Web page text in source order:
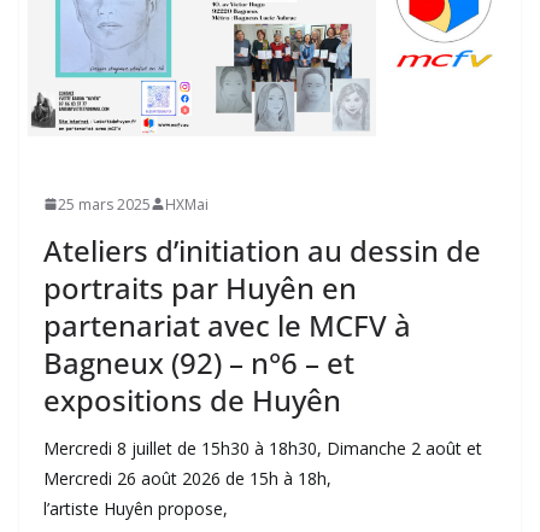
25 mars 2025 HXMai
Ateliers d’initiation au dessin de
portraits par Huyên en
partenariat avec le MCFV à
Bagneux (92) – n°6 – et
expositions de Huyên
Mercredi 8 juillet de 15h30 à 18h30, Dimanche 2 août et
Mercredi 26 août 2026 de 15h à 18h,
l’artiste Huyên propose,